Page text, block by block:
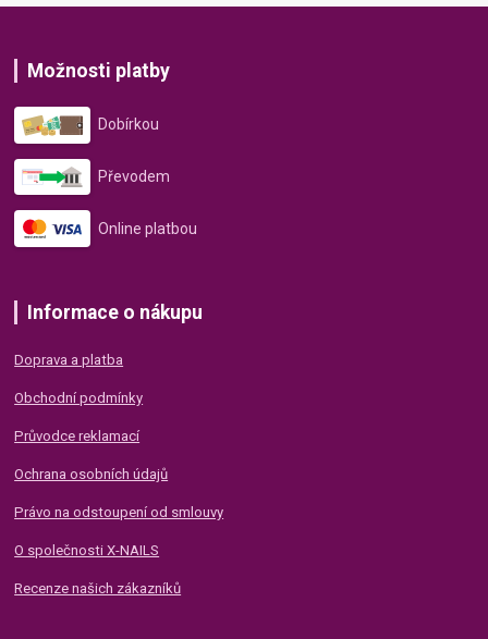
Možnosti platby
Dobírkou
Převodem
Online platbou
Informace o nákupu
Doprava a platba
Obchodní podmínky
Průvodce reklamací
Ochrana osobních údajů
Právo na odstoupení od smlouvy
O společnosti X-NAILS
Recenze našich zákazníků